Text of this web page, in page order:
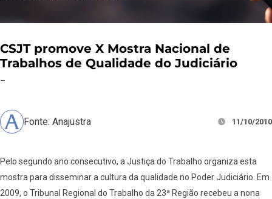
CSJT promove X Mostra Nacional de
Trabalhos de Qualidade do Judiciário
–
Fonte: Anajustra 11/10/2010
Pelo segundo ano consecutivo, a Justiça do Trabalho organiza esta
mostra para disseminar a cultura da qualidade no Poder Judiciário. Em
2009, o Tribunal Regional do Trabalho da 23ª Região recebeu a nona